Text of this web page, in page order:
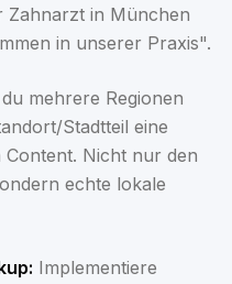
Zahnarzt in München
in unserer Praxis".
mehrere Regionen
Stadtteil eine
Content. Nicht nur den
echte lokale
Implementiere